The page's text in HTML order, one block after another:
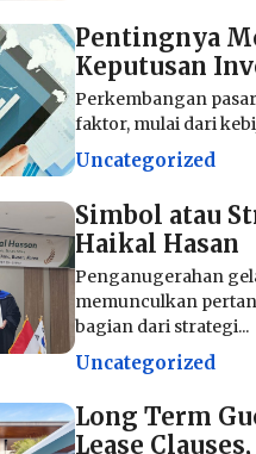
Pentingnya
Keputusan
Perkembangan
faktor, mulai dari
Uncategorized
Simbol atau
Haikal Hasan
Penganugerahan
memunculkan
bagian dari strategi...
Uncategorized
Long Term
Lease